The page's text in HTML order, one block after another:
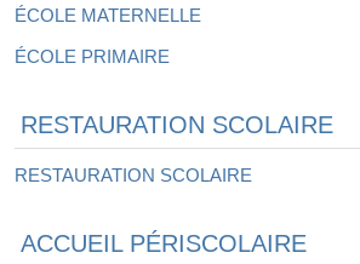
ÉCOLE MATERNELLE
ÉCOLE PRIMAIRE
RESTAURATION SCOLAIRE
RESTAURATION SCOLAIRE
ACCUEIL PÉRISCOLAIRE